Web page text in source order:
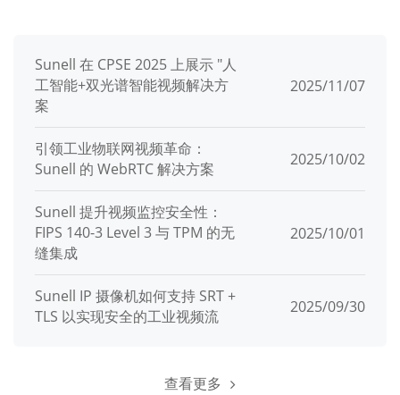
Sunell 在 CPSE 2025 上展示 "人
工智能+双光谱智能视频解决方
案
2025/11/07
引领工业物联网视频革命：
Sunell 的 WebRTC 解决方案
2025/10/02
Sunell 提升视频监控安全性：
FIPS 140-3 Level 3 与 TPM 的无
缝集成
2025/10/01
Sunell IP 摄像机如何支持 SRT +
TLS 以实现安全的工业视频流
2025/09/30
查看更多